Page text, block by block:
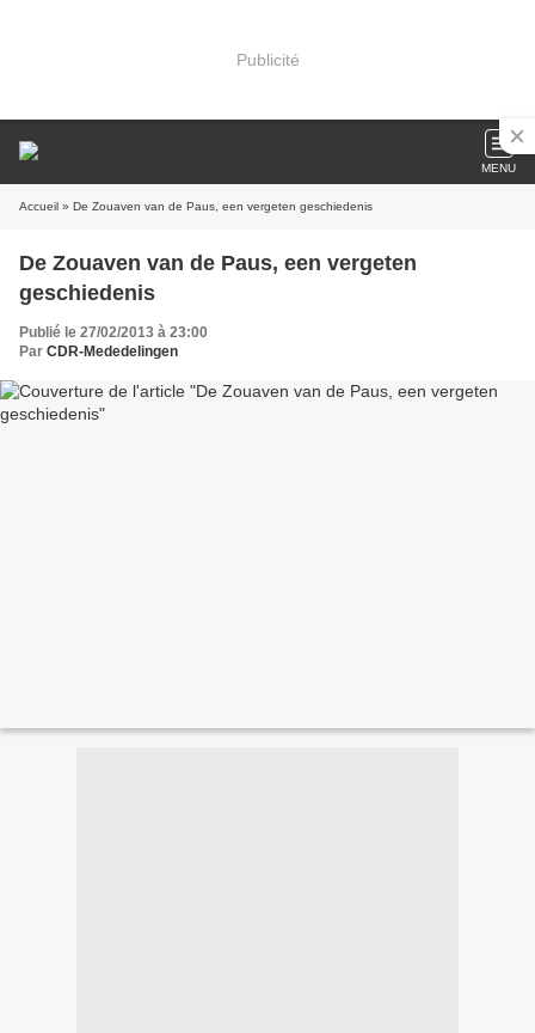
Publicité
MENU
Accueil » De Zouaven van de Paus, een vergeten geschiedenis
De Zouaven van de Paus, een vergeten
geschiedenis
Publié le 27/02/2013 à 23:00
Par CDR-Mededelingen